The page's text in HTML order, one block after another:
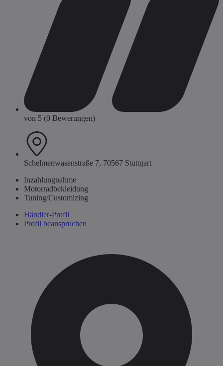
von 5 (0 Bewerungen)
Schelmenwasenstraße 7, 70567 Stuttgart
Inzahlungnahme
Motorradbekleidung
Tuning/Customizing
Händler-Profil
Profil beanspruchen